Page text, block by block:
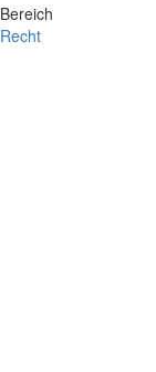
Bereich
Recht